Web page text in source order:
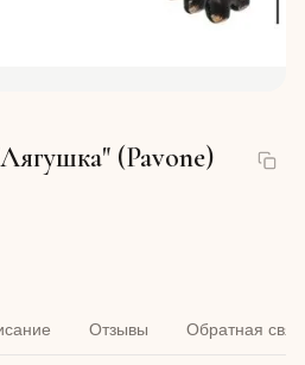
(Pavone)
Отзывы Обратная